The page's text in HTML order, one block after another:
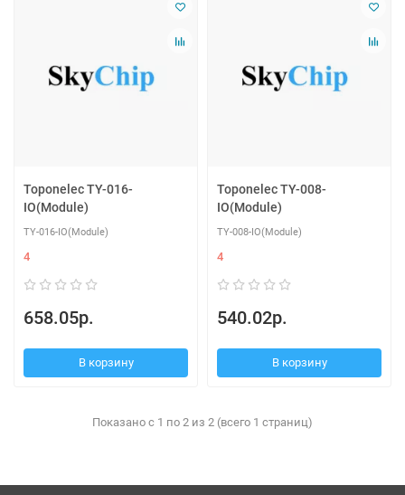
Toponelec TY-016-
IO(Module)
TY-016-IO(Module)
4
658.05р.
В корзину
Toponelec TY-008-
IO(Module)
TY-008-IO(Module)
4
540.02р.
В корзину
Показано с 1 по 2 из 2 (всего 1 страниц)